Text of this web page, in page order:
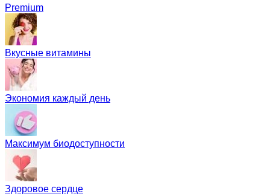
Premium
Вкусные витамины
Экономия каждый день
Максимум биодоступности
Здоровое сердце